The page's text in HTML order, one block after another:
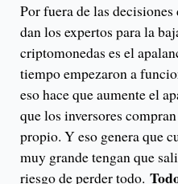
Por fuera de las
dan los expertos para la
criptomonedas es el
tiempo empezaron a
eso hace que aumente el
que los inversores
propio. Y eso genera que
muy grande tengan que
riesgo de perder todo.